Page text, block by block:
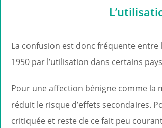
La confusion est donc fréquente entre
1950 par l’utilisation dans certains
Pour une affection bénigne comme la
réduit le risque d’effets secondaires.
critiquée et reste de ce fait peu